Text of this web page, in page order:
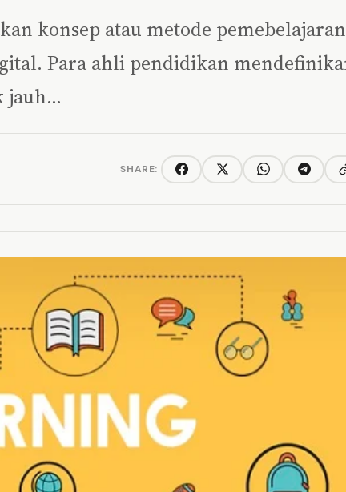
konsep atau metode pemebelajaran
Para ahli pendidikan
jauh…
SHARE: FacebookTwitter/XWhatsAppTelegram